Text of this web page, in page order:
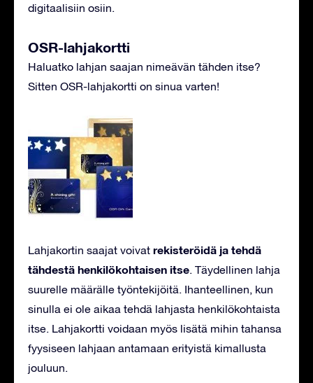
digitaalisiin osiin.
OSR-lahjakortti
Haluatko lahjan saajan nimeävän tähden itse?
Sitten OSR-lahjakortti on sinua varten!
Lahjakortin saajat voivat rekisteröidä ja tehdä
tähdestä henkilökohtaisen itse. Täydellinen lahja
suurelle määrälle työntekijöitä. Ihanteellinen, kun
sinulla ei ole aikaa tehdä lahjasta henkilökohtaista
itse. Lahjakortti voidaan myös lisätä mihin tahansa
fyysiseen lahjaan antamaan erityistä kimallusta
jouluun.